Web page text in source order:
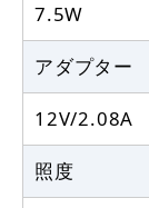
7.5W
アダプター
12V/2.08A
照度